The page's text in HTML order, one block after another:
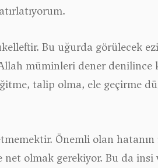
Bu uğurda görülecek
müminleri dener denilince
talip olma, ele geçirme
Önemli olan hatanın
olmak gerekiyor. Bu da insi